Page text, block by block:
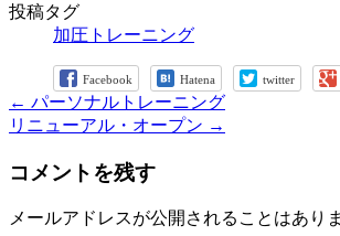
投稿タグ
加圧トレーニング
Facebook Hatena twitter
← パーソナルトレーニング
リニューアル・オープン →
コメントを残す
メールアドレスが公開されることはあり